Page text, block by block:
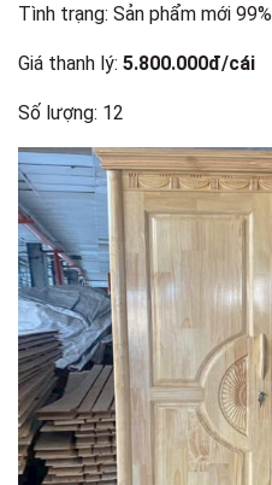
Tình trạng: Sản phẩm mới 99%
Giá thanh lý: 5.800.000đ/cái
Số lượng: 12